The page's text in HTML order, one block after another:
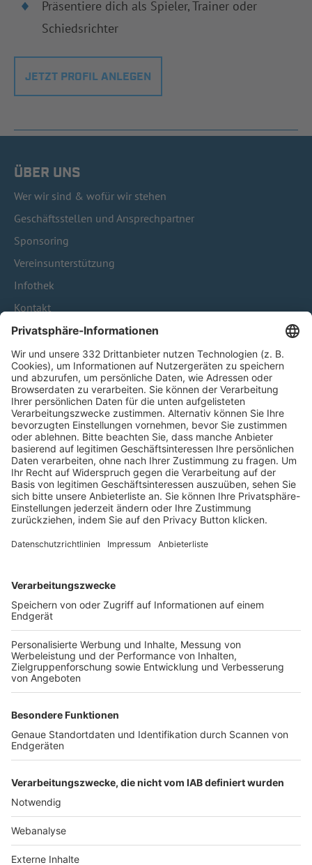
Präsentiere dich als Spieler, Trainer oder
Schiedsrichter
JETZT PROFIL ANLEGEN
ÜBER UNS
Wer wir sind & wofür wir stehen
Geschäftsstellen und Ansprechpartner
Sponsoring
Vereinsunterstützung
Infothek
Kontakt
HÄUFIG BESUCHTE SEITEN
Pässe und Vereinswechsel
Trainerausbildung
Schulungsangebot Vereinsmitarbeiter
BFV-Geschäftsstellen
Trainerbörse
Login SpielPlus
FOLGE DEM BFV
TOP-VEREINE
TOP-PARTNER
Nutzungsbedingungen Datenschutz Impressum